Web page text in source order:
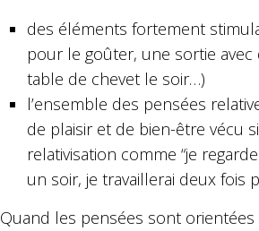
des éléments fortement
pour le goûter, une sortie
table de chevet le soir…)
l’ensemble des pensées
de plaisir et de bien-être vécu
relativisation comme “je
un soir, je travaillerai deux fois
Quand les pensées sont orientées